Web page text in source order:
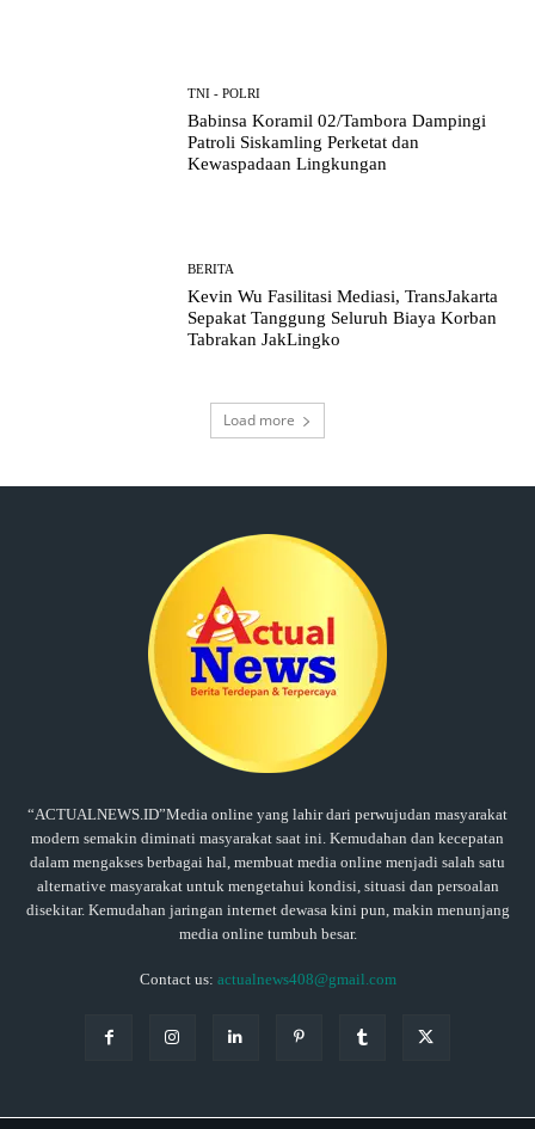
TNI - POLRI
Babinsa Koramil 02/Tambora Dampingi
Patroli Siskamling Perketat dan
Kewaspadaan Lingkungan
BERITA
Kevin Wu Fasilitasi Mediasi, TransJakarta
Sepakat Tanggung Seluruh Biaya Korban
Tabrakan JakLingko
Load more
“ACTUALNEWS.ID”Media online yang lahir dari perwujudan masyarakat
modern semakin diminati masyarakat saat ini. Kemudahan dan kecepatan
dalam mengakses berbagai hal, membuat media online menjadi salah satu
alternative masyarakat untuk mengetahui kondisi, situasi dan persoalan
disekitar. Kemudahan jaringan internet dewasa kini pun, makin menunjang
media online tumbuh besar.
Contact us: actualnews408@gmail.com